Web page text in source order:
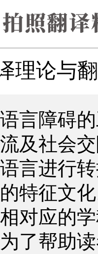
理论与
言障碍
及社会
言进行
特征文
对应的
了帮助